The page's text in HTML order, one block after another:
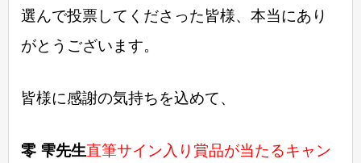
選んで投票してくださった皆様、本当にあり
がとうございます。
皆様に感謝の気持ちを込めて、
零 雫先生直筆サイン入り賞品が当たるキャン